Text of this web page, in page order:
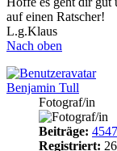
auf einen Ratscher!
L.g.Klaus
Nach oben
Benjamin Tull
Fotograf/in
Beiträge: 4547
Registriert: